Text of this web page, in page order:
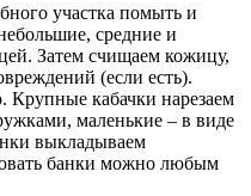
участка помыть и
средние и
Затем счищаем кожицу,
(если есть).
Крупные кабачки нарезаем
маленькие – в виде
выкладываем
банки можно любым